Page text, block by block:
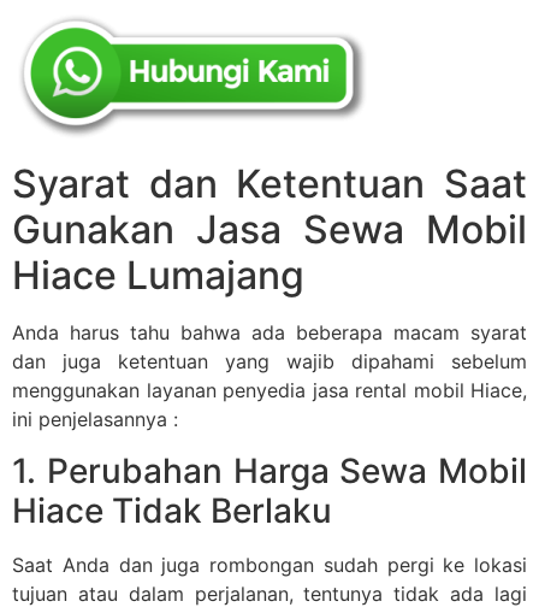
Syarat dan Ketentuan Saat
Gunakan Jasa Sewa Mobil
Hiace Lumajang
Anda harus tahu bahwa ada beberapa macam syarat
dan juga ketentuan yang wajib dipahami sebelum
menggunakan layanan penyedia jasa rental mobil Hiace,
ini penjelasannya :
1. Perubahan Harga Sewa Mobil
Hiace Tidak Berlaku
Saat Anda dan juga rombongan sudah pergi ke lokasi
tujuan atau dalam perjalanan, tentunya tidak ada lagi